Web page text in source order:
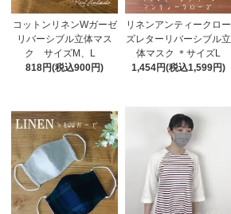
コットンリネンWガーゼ
リバーシブル立体マス
ク サイズM、L
818円(税込900円)
リネンアンティークロー
ズレターリバーシブル立
体マスク ＊サイズL
1,454円(税込1,599円)